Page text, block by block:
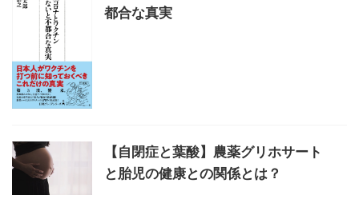
都合な真実
【自閉症と葉酸】農薬グリホサート
と胎児の健康との関係とは？